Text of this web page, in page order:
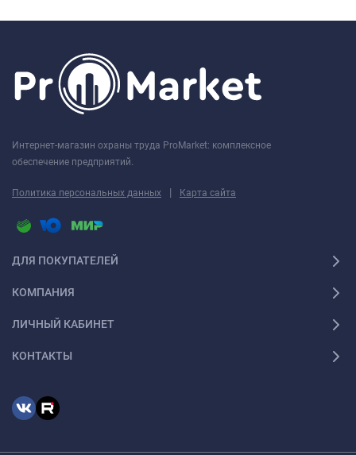
Интернет-магазин охраны труда ProMarket: комплексное
обеспечение предприятий.
Политика персональных данных | Карта сайта
ДЛЯ ПОКУПАТЕЛЕЙ
КОМПАНИЯ
ЛИЧНЫЙ КАБИНЕТ
КОНТАКТЫ